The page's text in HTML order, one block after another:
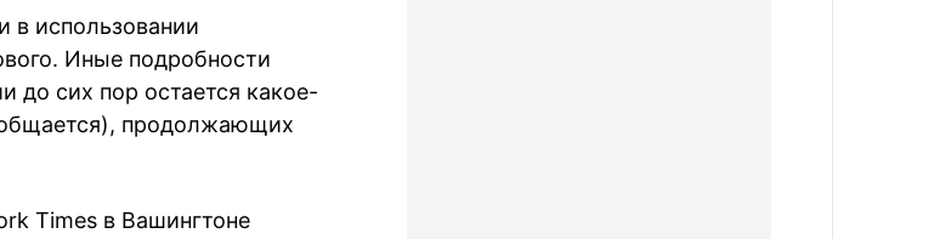
в использовании
Иные подробности
до сих пор остается какое-
продолжающих
Times в Вашингтоне